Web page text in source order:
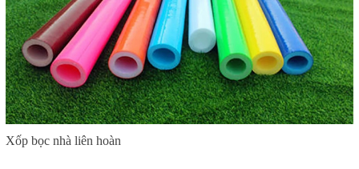
Xốp bọc nhà liên hoàn